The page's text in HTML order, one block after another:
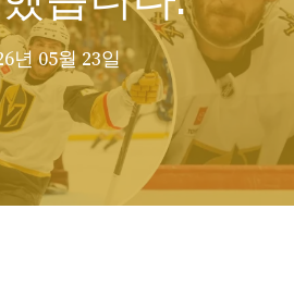
년 05월 23일